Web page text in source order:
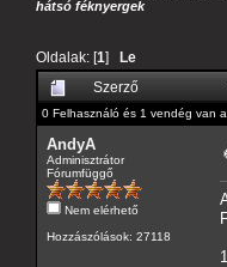
hátsó féknyergek
Oldalak: [1] Le
Szerző
0 Felhasználó és 1 vendég van
AndyA
Adminisztrátor
Fórumfüggő
Nem elérhető
Hozzászólások: 27118